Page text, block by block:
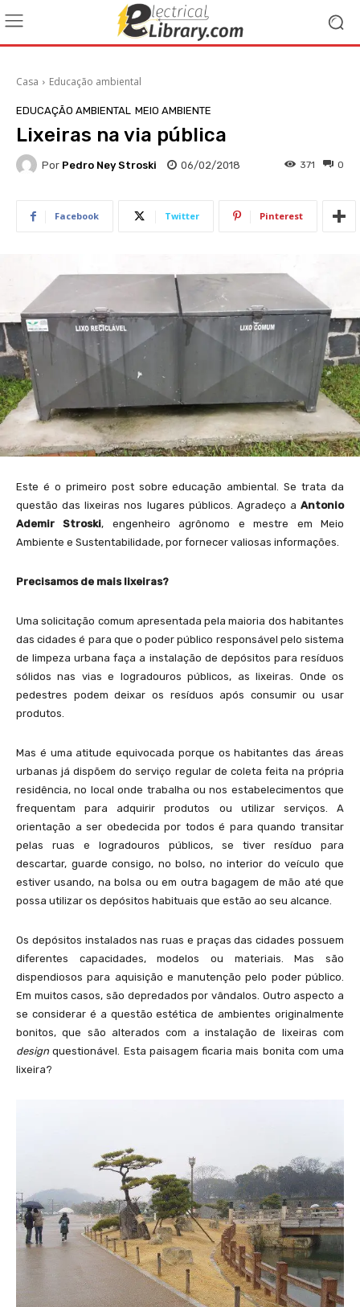
Casa Educação ambiental
EDUCAÇÃO AMBIENTAL MEIO AMBIENTE
Lixeiras na via pública
Por Pedro Ney Stroski 06/02/2018 0
371
Facebook Twitter Pinterest
Este é o primeiro post sobre educação ambiental. Se trata da
questão das lixeiras nos lugares públicos. Agradeço a Antonio
Ademir Stroski, engenheiro agrônomo e mestre em Meio
Ambiente e Sustentabilidade, por fornecer valiosas informações.
Precisamos de mais lixeiras?
Uma solicitação comum apresentada pela maioria dos habitantes
das cidades é para que o poder público responsável pelo sistema
de limpeza urbana faça a instalação de depósitos para resíduos
sólidos nas vias e logradouros públicos, as lixeiras. Onde os
pedestres podem deixar os resíduos após consumir ou usar
produtos.
Mas é uma atitude equivocada porque os habitantes das áreas
urbanas já dispõem do serviço regular de coleta feita na própria
residência, no local onde trabalha ou nos estabelecimentos que
frequentam para adquirir produtos ou utilizar serviços. A
orientação a ser obedecida por todos é para quando transitar
pelas ruas e logradouros públicos, se tiver resíduo para
descartar, guarde consigo, no bolso, no interior do veículo que
estiver usando, na bolsa ou em outra bagagem de mão até que
possa utilizar os depósitos habituais que estão ao seu alcance.
Os depósitos instalados nas ruas e praças das cidades possuem
diferentes capacidades, modelos ou materiais. Mas são
dispendiosos para aquisição e manutenção pelo poder público.
Em muitos casos, são depredados por vândalos. Outro aspecto a
se considerar é a questão estética de ambientes originalmente
bonitos, que são alterados com a instalação de lixeiras com
design questionável. Esta paisagem ficaria mais bonita com uma
lixeira?